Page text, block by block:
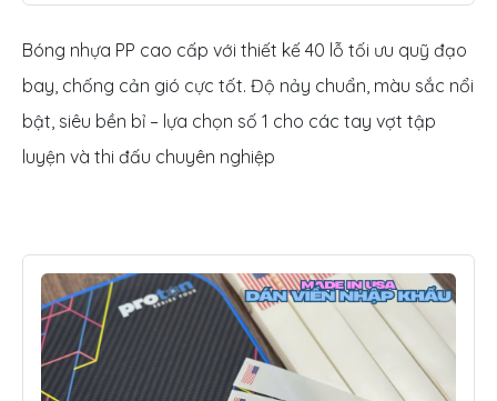
Bóng nhựa PP cao cấp với thiết kế 40 lỗ tối ưu quỹ đạo
bay, chống cản gió cực tốt. Độ nảy chuẩn, màu sắc nổi
bật, siêu bền bỉ – lựa chọn số 1 cho các tay vợt tập
luyện và thi đấu chuyên nghiệp